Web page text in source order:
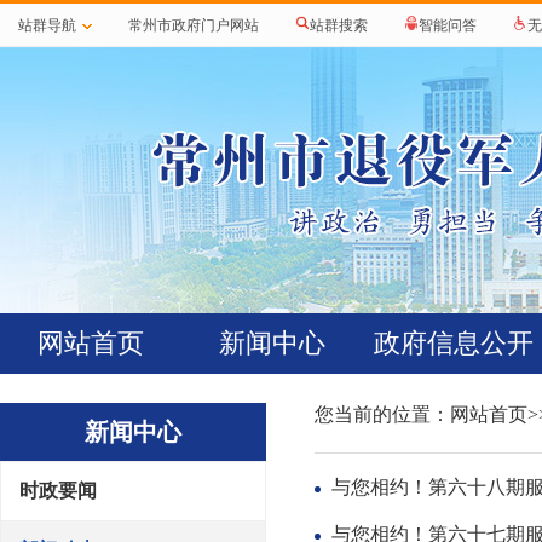
站群导航 常州市政府门户网站 站群搜索 智能问答
网站首页 新闻中心 政府信息公开
新闻中心
时政要闻
您当前的位置： 网站首页
与您相约！第六十八期
与您相约！第六十七期